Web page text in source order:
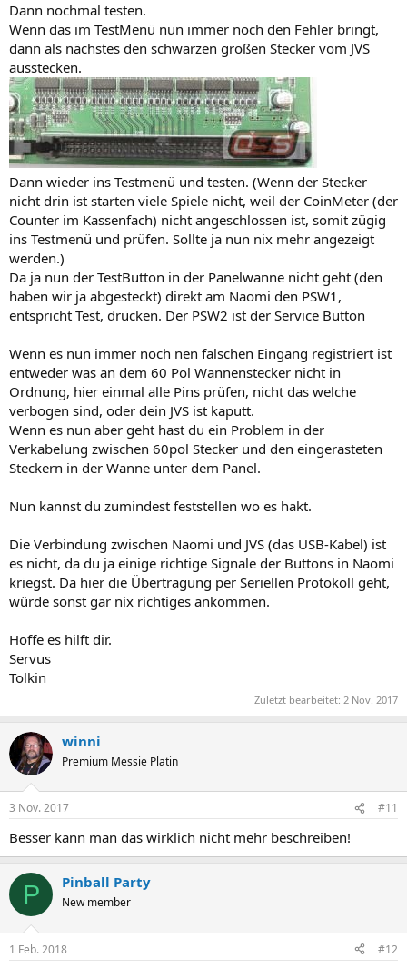
Dann nochmal testen.
Wenn das im TestMenü nun immer noch den Fehler bringt,
dann als nächstes den schwarzen großen Stecker vom JVS
ausstecken.
Dann wieder ins Testmenü und testen. (Wenn der Stecker
nicht drin ist starten viele Spiele nicht, weil der CoinMeter (der
Counter im Kassenfach) nicht angeschlossen ist, somit zügig
ins Testmenü und prüfen. Sollte ja nun nix mehr angezeigt
werden.)
Da ja nun der TestButton in der Panelwanne nicht geht (den
haben wir ja abgesteckt) direkt am Naomi den PSW1,
entspricht Test, drücken. Der PSW2 ist der Service Button
Wenn es nun immer noch nen falschen Eingang registriert ist
entweder was an dem 60 Pol Wannenstecker nicht in
Ordnung, hier einmal alle Pins prüfen, nicht das welche
verbogen sind, oder dein JVS ist kaputt.
Wenn es nun aber geht hast du ein Problem in der
Verkabelung zwischen 60pol Stecker und den eingerasteten
Steckern in der Wanne unter dem Panel.
Nun kannst du zumindest feststellen wo es hakt.
Die Verbindung zwischen Naomi und JVS (das USB-Kabel) ist
es nicht, da du ja einige richtige Signale der Buttons in Naomi
kriegst. Da hier die Übertragung per Seriellen Protokoll geht,
würde sonst gar nix richtiges ankommen.
Hoffe es hilft dir.
Servus
Tolkin
Zuletzt bearbeitet: 2 Nov. 2017
winni
Premium Messie Platin
3 Nov. 2017 #11
Besser kann man das wirklich nicht mehr beschreiben!
P Pinball Party
New member
1 Feb. 2018 #12